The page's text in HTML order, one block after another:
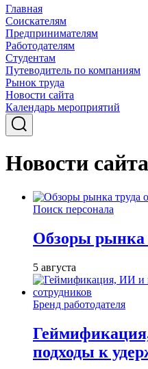
Главная
Соискателям
Предпринимателям
Работодателям
Студентам
Путеводитель по компаниям
Рынок труда
Новости сайта
Календарь мероприятий
Новости сайта
Поиск персонала
Обзоры рынка
5 августа
Бренд работодателя
подходы к